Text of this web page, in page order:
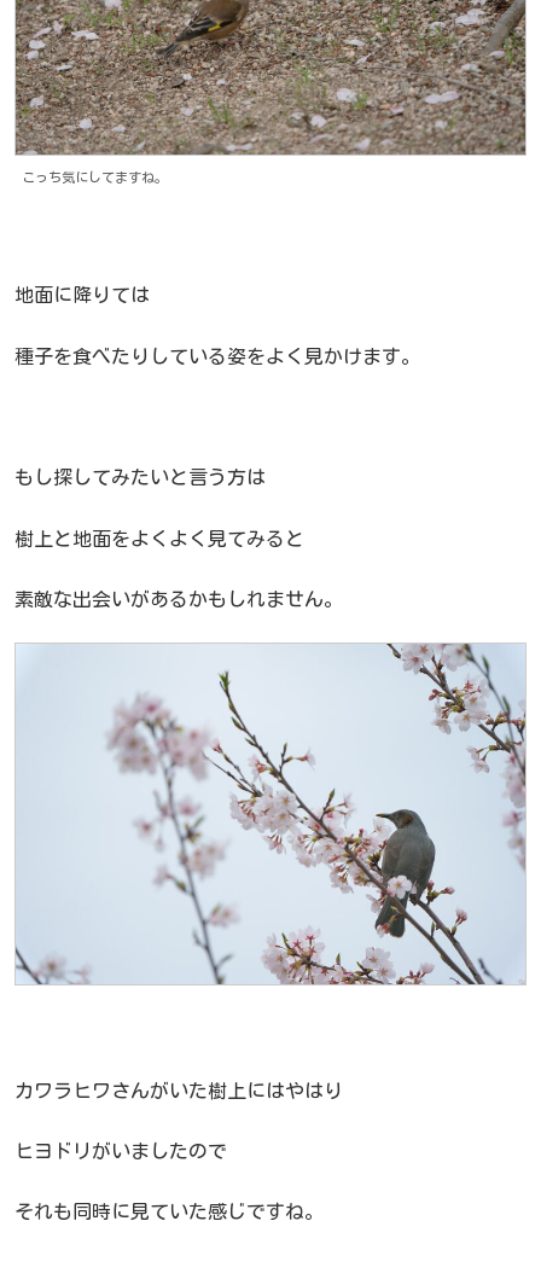
こっち気にしてますね。
地面に降りては
種子を食べたりしている姿をよく見かけます。
もし探してみたいと言う方は
樹上と地面をよくよく見てみると
素敵な出会いがあるかもしれません。
カワラヒワさんがいた樹上にはやはり
ヒヨドリがいましたので
それも同時に見ていた感じですね。